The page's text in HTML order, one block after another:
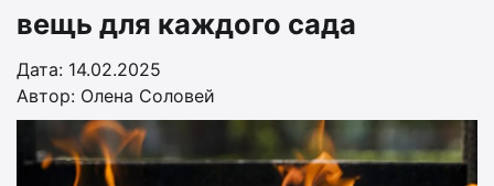
вещь для каждого сада
Дата: 14.02.2025
Автор: Олена Соловей